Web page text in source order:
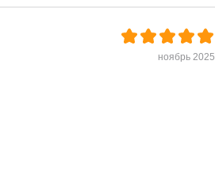
ноябрь 2025